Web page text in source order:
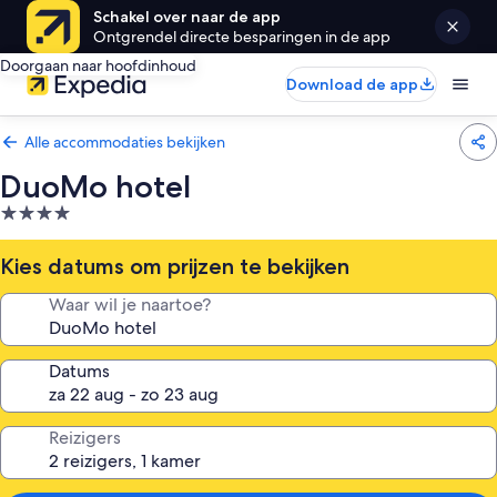
Schakel over naar de app
Ontgrendel directe besparingen in de app
Doorgaan naar hoofdinhoud
Download de app
Alle accommodaties bekijken
DuoMo hotel
4.0-
sterrenaccommodatie
Kies datums om prijzen te bekijken
Waar wil je naartoe?
Datums
Reizigers